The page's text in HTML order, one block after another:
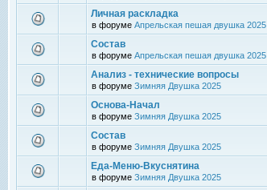
Личная раскладка
в форуме Апрельская пешая двушка 2025
Состав
в форуме Апрельская пешая двушка 2025
Анализ - технические вопросы
в форуме Зимняя Двушка 2025
Основа-Начал
в форуме Зимняя Двушка 2025
Состав
в форуме Зимняя Двушка 2025
Еда-Меню-Вкуснятина
в форуме Зимняя Двушка 2025